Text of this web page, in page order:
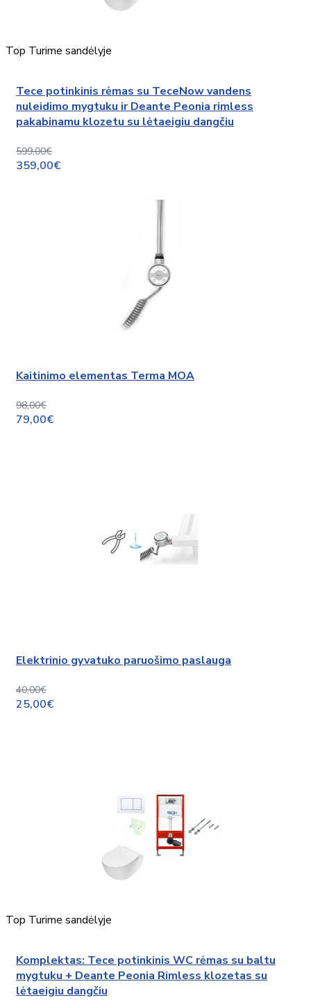
Top Turime sandėlyje
Tece potinkinis rėmas su TeceNow vandens
nuleidimo mygtuku ir Deante Peonia rimless
pakabinamu klozetu su lėtaeigiu dangčiu
599,00€
359,00€
Kaitinimo elementas Terma MOA
98,00€
79,00€
Elektrinio gyvatuko paruošimo paslauga
40,00€
25,00€
Top Turime sandėlyje
Komplektas: Tece potinkinis WC rėmas su baltu
mygtuku + Deante Peonia Rimless klozetas su
lėtaeigiu dangčiu